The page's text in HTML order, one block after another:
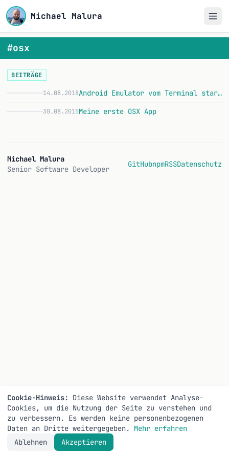
Michael Malura
#osx
BEITRÄGE
14.08.2018 Android Emulator vom Terminal starten
30.08.2015Meine erste OSX App
Michael Malura
Senior Software Developer
GitHubnpmRSSDatenschutz
Cookie-Hinweis:
Diese Website verwendet Analyse-
Cookies, um die Nutzung der Seite zu verstehen und
zu verbessern. Es werden keine personenbezogenen
Daten an Dritte weitergegeben. Mehr erfahren
Ablehnen
Akzeptieren